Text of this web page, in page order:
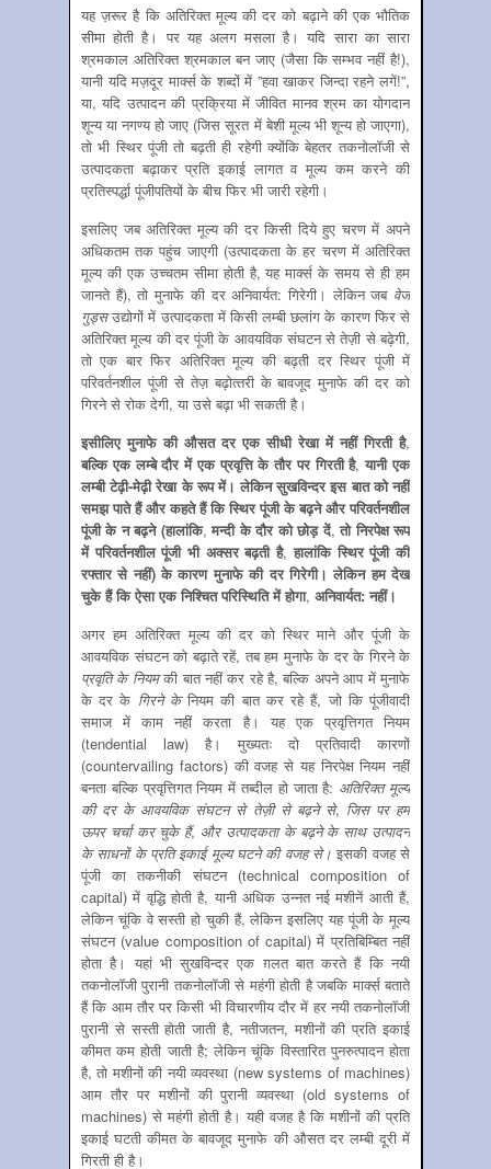
यह ज़रूर है कि अतिरिक्‍त मूल्‍य की दर को बढ़ाने की एक भौतिक
सीमा होती है। पर यह अलग मसला है। यदि सारा का सारा
श्रमकाल अतिरिक्‍त श्रमकाल बन जाए (जैसा कि सम्‍भव नहीं है!),
यानी यदि मज़दूर मार्क्‍स के शब्‍दों में ”हवा खाकर जिन्‍दा रहने लगें!”,
या, यदि उत्‍पादन की प्रक्रिया में जीवित मानव श्रम का योगदान
शून्‍य या नगण्‍य हो जाए (जिस सूरत में बेशी मूल्‍य भी शून्‍य हो जाएगा),
तो भी स्थिर पूंजी तो बढ़ती ही रहेगी क्‍योंकि बेहतर तकनोलॉजी से
उत्‍पादकता बढ़ाकर प्रति इकाई लागत व मूल्‍य कम करने की
प्रतिस्‍पर्द्धा पूंजीपतियों के बीच फिर भी जारी रहेगी।
इसलिए जब अतिरिक्‍त मूल्‍य की दर किसी दिये हुए चरण में अपने
अधिकतम तक पहुंच जाएगी (उत्‍पादकता के हर चरण में अतिरिक्‍त
मूल्‍य की एक उच्‍चतम सीमा होती है, यह मार्क्‍स के समय से ही हम
जानते हैं), तो मुनाफे की दर अनिवार्यत: गिरेगी। लेकिन जब वेज
गुड्सउद्योगों में उत्‍पादकता में किसी लम्‍बी छलांग के कारण फिर से
अतिरिक्‍त मूल्‍य की दर पूंजी के आवयविक संघटन से तेज़ी से बढ़ेगी,
तो एक बार फिर अतिरिक्‍त मूल्‍य की बढ़ती दर स्थिर पूंजी में
परिवर्तनशील पूंजी से तेज़ बढ़ोत्‍तरी के बावजूद मुनाफे की दर को
गिरने से रोक देगी, या उसे बढ़ा भी सकती है।
इसीलिए मुनाफे की औसत दर एक सीधी रेखा में नहीं गिरती है,
बल्कि एक लम्‍बे दौर में एक प्रवृत्ति के तौर पर गिरती है,यानी एक
लम्‍बी टेढ़ी-मेढ़ी रेखा के रूप में। लेकिन सुखविन्‍दर इस बात को नहीं
समझ पाते हैं और कहते हैं कि स्थिर पूंजी के बढ़ने और परिवर्तनशील
पूंजी के न बढ़ने (हालांकि,मन्‍दी के दौर को छोड़ दें,तो निरपेक्ष रूप
में परिवर्तनशील पूंजी भी अक्‍सर बढ़ती है, हालांकि स्थिर पूंजी की
रफ्तार से नहीं) के कारण मुनाफे की दर गिरेगी। लेकिन हम देख
चुके हैं कि ऐसा एक निश्चित परिस्थिति में होगा, अनिवार्यत: नहीं।
अगर हम अतिरिक्त मूल्य की दर को स्थिर माने और पूंजी के
आवयविक संघटन को बढ़ाते रहें, तब हम मुनाफे के दर के गिरने के
प्रवृति के नियमकी बात नहीं कर रहे है, बल्कि अपने आप में मुनाफे
के दर के गिरने केनियम की बात कर रहे हैं, जो कि पूंजीवादी
समाज में काम नहीं करता है। यह एक प्रवृत्तिगत नियम
(tendential law) है। मुख्यतः दो प्रतिवादी कारणों
(countervailing factors) की वजह से यह निरपेक्ष नियम नहीं
बनता बल्कि प्रवृत्तिगत नियम में तब्दील हो जाता है: अतिरिक्त मूल्य
की दर के आवयविक संघटन से तेज़ी से बढ़ने से, जिस पर हम
ऊपर चर्चा कर चुके हैं, और उत्पादकता के बढ़ने के साथ उत्पादन
के साधनों के प्रति इकाई मूल्य घटने की वजह से। इसकी वजह से
पूंजी का तकनीकी संघटन (technical composition of
capital) में वृद्धि होती है, यानी अधिक उन्‍नत नई मशीनें आती हैं,
लेकिन चूंकि वे सस्‍ती हो चुकी हैं, लेकिन इसलिए यह पूंजी के मूल्‍य
संघटन (value composition of capital) में प्रतिबिम्बित नहीं
होता है। यहां भी सुखविन्‍दर एक ग़लत बात करते हैं कि नयी
तकनोलॉजी पुरानी तकनोलॉजी से महंगी होती है जबकि मार्क्‍स बताते
हैं कि आम तौर पर किसी भी विचारणीय दौर में हर नयी तकनोलॉजी
पुरानी से सस्‍ती होती जाती है, नतीजतन, मशीनों की प्रति इकाई
कीमत कम होती जाती है; लेकिन चूंकि विस्‍तारित पुनरुत्‍पादन होता
है, तो मशीनों की नयी व्‍यवस्‍था (new systems of machines)
आम तौर पर मशीनों की पुरानी व्‍यवस्‍था (old systems of
machines) से महंगी होती है। यही वजह है कि मशीनों की प्रति
इकाई घटती कीमत के बावजूद मुनाफे की औसत दर लम्‍बी दूरी में
गिरती ही है।